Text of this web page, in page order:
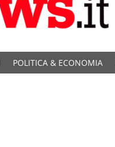
POLITICA & ECONOMIA